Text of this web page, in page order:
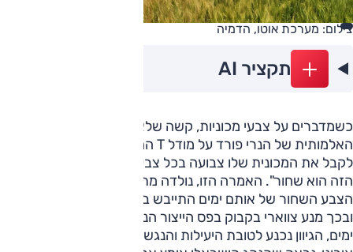
צילום: מערכת אוטו, הדמיה
תקציר AI
כשמדברים על צבעי מכוניות, קשה שלא לחזור אל אמרתו
האלמותית של הנרי פורד על מודל T ההיסטורית - "כל לקוח יכול
לקבל את המכונית שלו צבועה בכל צבע שירצה, כל עוד הצבע
הזה הוא שחור". האמרה הזו, נולדה מתוך אילוץ תעשייתי מובהק:
הצבע השחור של אותם ימים התייבש במהירות הגבוהה ביותר,
ובכך מנע צווארי בקבוק בפס הייצור הנע והמהפכני שלו. באותם
ימים, הגיוון נכנע לטובת היעילות והנגשת הרכב להמונים. באופן